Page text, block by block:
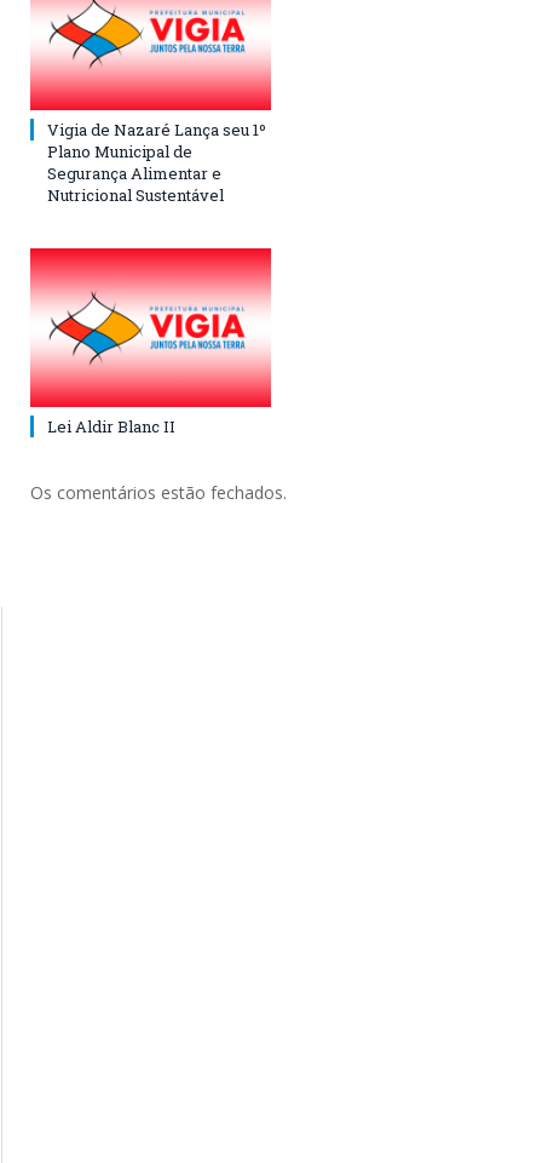
Vigia de Nazaré Lança seu 1º
Plano Municipal de
Segurança Alimentar e
Nutricional Sustentável
Lei Aldir Blanc II
Os comentários estão fechados.